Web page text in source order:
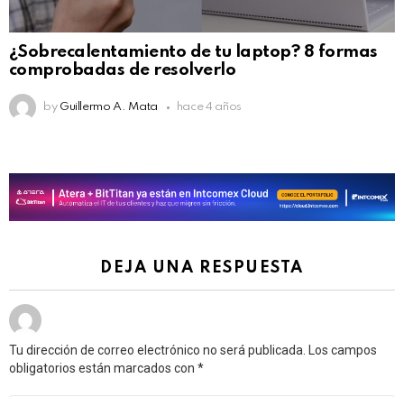
¿Sobrecalentamiento de tu laptop? 8 formas
comprobadas de resolverlo
by Guillermo A. Mata hace 4 años
DEJA UNA RESPUESTA
Tu dirección de correo electrónico no será publicada. Los campos
obligatorios están marcados con *